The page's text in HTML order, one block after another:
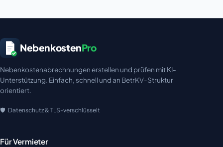
NebenkostenPro
Nebenkostenabrechnungen erstellen und prüfen mit KI-
Unterstützung. Einfach, schnell und an BetrKV-Struktur
orientiert.
Datenschutz & TLS-verschlüsselt
Für Vermieter